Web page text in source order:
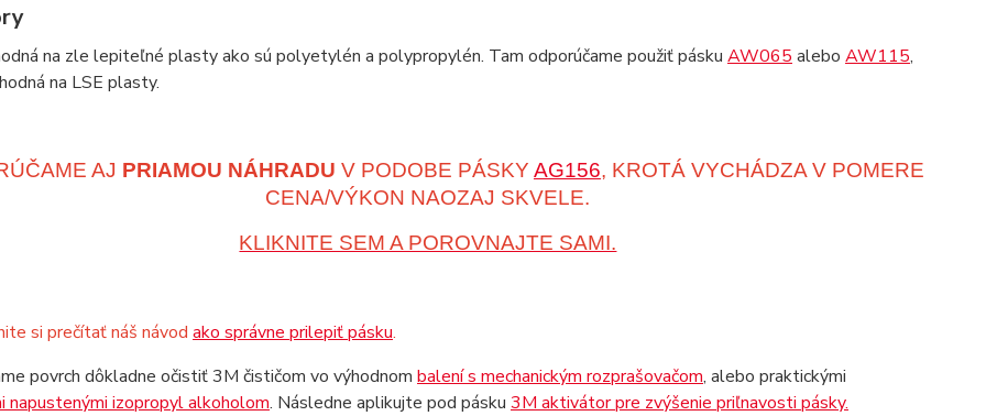
na zle lepiteľné plasty ako sú polyetylén a polypropylén. Tam odporúčame použiť pásku AW065 alebo AW115,
na LSE plasty.
AJ PRIAMOU NÁHRADU V PODOBE PÁSKY AG156, KROTÁ VYCHÁDZA V POMERE
CENA/VÝKON NAOZAJ SKVELE.
KLIKNITE SEM A POROVNAJTE SAMI.
si prečítať náš návod ako správne prilepiť pásku.
povrch dôkladne očistiť 3M čističom vo výhodnom balení s mechanickým rozprašovačom, alebo praktickými
napustenými izopropyl alkoholom. Následne aplikujte pod pásku 3M aktivátor pre zvýšenie priľnavosti pásky.